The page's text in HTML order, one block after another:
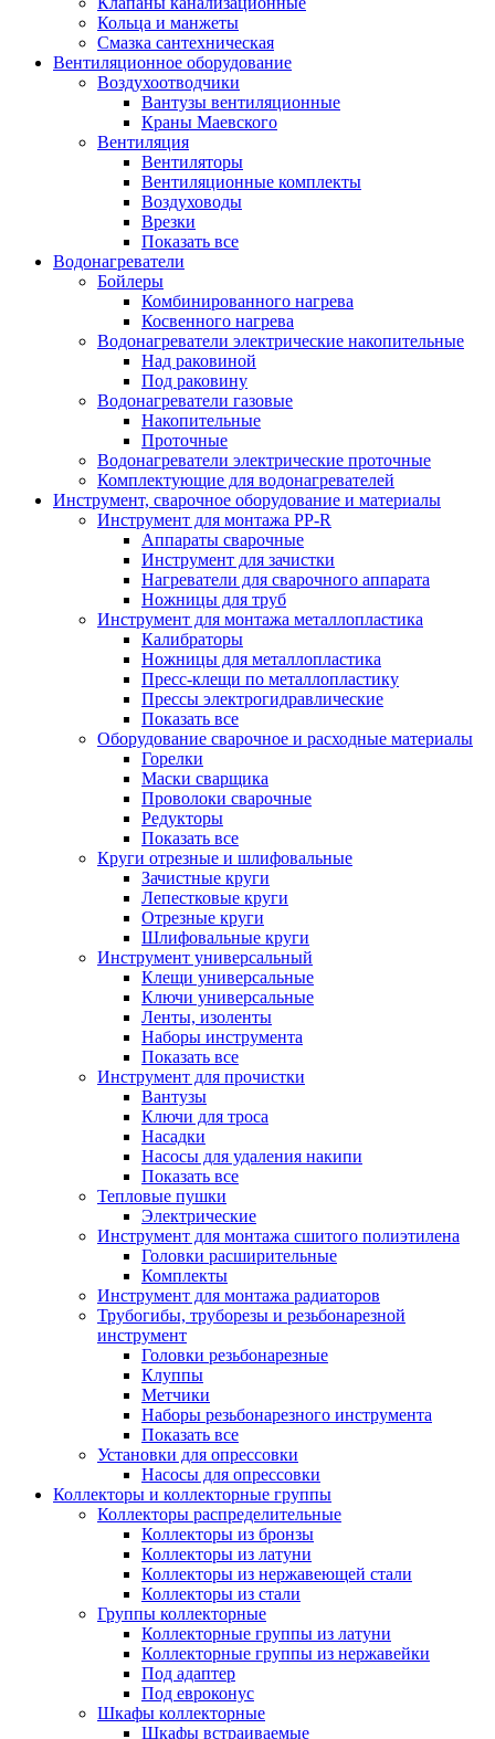
Кольца и манжеты
Смазка сантехническая
Вентиляционное оборудование
Воздухоотводчики
Вантузы вентиляционные
Краны Маевского
Вентиляция
Вентиляторы
Вентиляционные комплекты
Воздуховоды
Врезки
Показать все
Водонагреватели
Бойлеры
Комбинированного нагрева
Косвенного нагрева
Водонагреватели электрические накопительные
Над раковиной
Под раковину
Водонагреватели газовые
Накопительные
Проточные
Водонагреватели электрические проточные
Комплектующие для водонагревателей
Инструмент, сварочное оборудование и материалы
Инструмент для монтажа PP-R
Аппараты сварочные
Инструмент для зачистки
Нагреватели для сварочного аппарата
Ножницы для труб
Инструмент для монтажа металлопластика
Калибраторы
Ножницы для металлопластика
Пресс-клещи по металлопластику
Прессы электрогидравлические
Показать все
Оборудование сварочное и расходные материалы
Горелки
Маски сварщика
Проволоки сварочные
Редукторы
Показать все
Круги отрезные и шлифовальные
Зачистные круги
Лепестковые круги
Отрезные круги
Шлифовальные круги
Инструмент универсальный
Клещи универсальные
Ключи универсальные
Ленты, изоленты
Наборы инструмента
Показать все
Инструмент для прочистки
Вантузы
Ключи для троса
Насадки
Насосы для удаления накипи
Показать все
Тепловые пушки
Электрические
Инструмент для монтажа сшитого полиэтилена
Головки расширительные
Комплекты
Инструмент для монтажа радиаторов
Трубогибы, труборезы и резьбонарезной
инструмент
Головки резьбонарезные
Клуппы
Метчики
Наборы резьбонарезного инструмента
Показать все
Установки для опрессовки
Насосы для опрессовки
Коллекторы и коллекторные группы
Коллекторы распределительные
Коллекторы из бронзы
Коллекторы из латуни
Коллекторы из нержавеющей стали
Коллекторы из стали
Группы коллекторные
Коллекторные группы из латуни
Коллекторные группы из нержавейки
Под адаптер
Под евроконус
Шкафы коллекторные
Шкафы встраиваемые